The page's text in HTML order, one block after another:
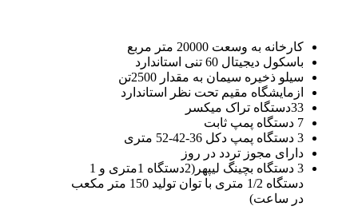
کارخانه به وسعت 20000 متر مربع
باسکول دیجیتال 60 تنی استاندارد
سیلو ذخیره سیمان به مقدار 2500تن
ازمایشگاه مقیم تحت نظر استاندارد
33دستگاه تراک میکسر
7 دستگاه پمپ ثابت
3 دستگاه پمپ دکل 36-42-52 متری
دارای مجوز تردد در روز
3 دستگاه بچینگ لیپهر(2دستگاه 1متری و 1
دستگاه 1/2 متری با توان تولید 150 متر مکعب
در ساعت)